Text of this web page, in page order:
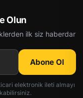
Olun
ilk siz haberdar
Abone Ol
elektronik ileti almayı